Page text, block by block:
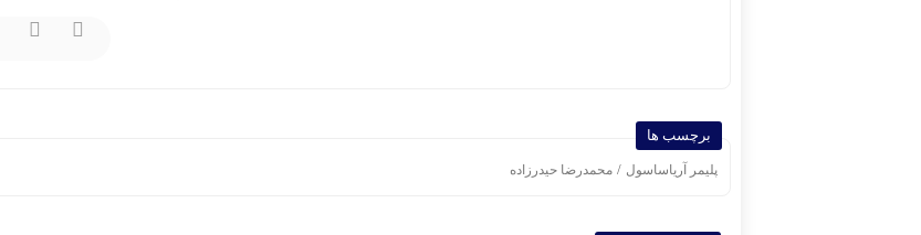
برچسب ها
پلیمر آریاساسول / محمدرضا حیدرزاده